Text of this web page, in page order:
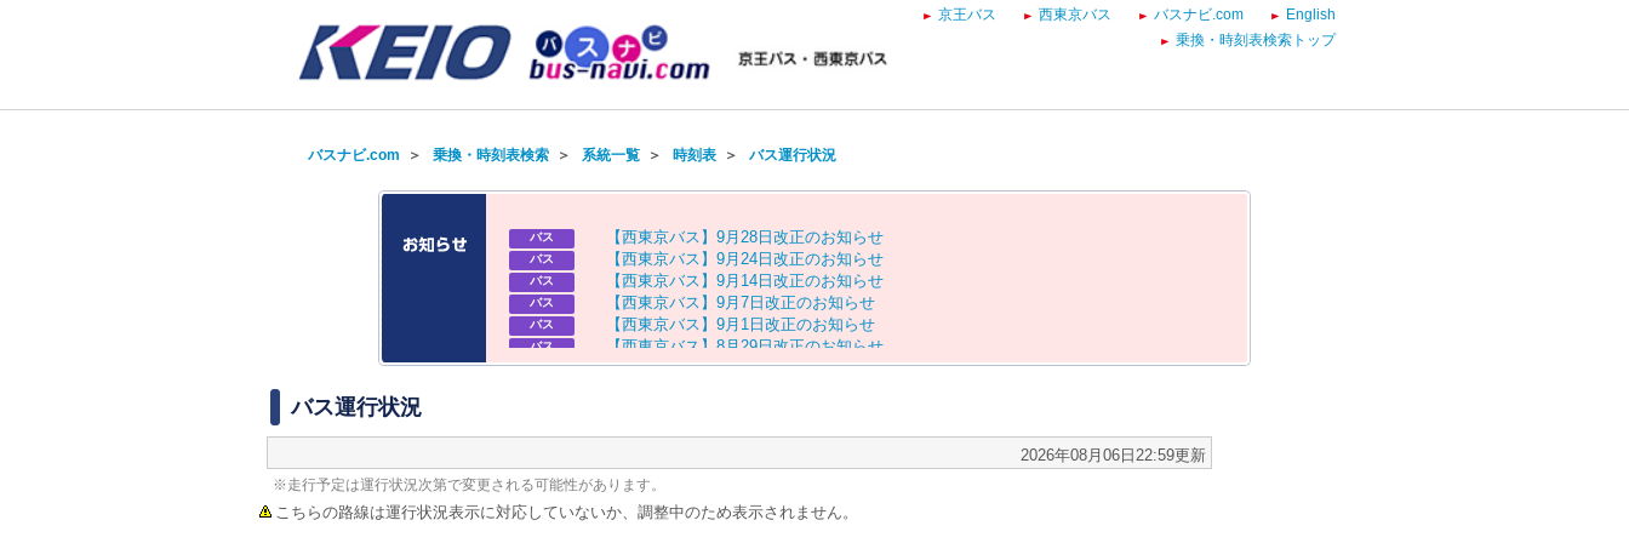
京王バス 西東京バス バスナビ.com
English
乗換・時刻表検索トップ
バスナビ.com ＞ 乗換・時刻表検索＞ 系統一覧＞ 時刻表＞ バス運行状況
バス 【西東京バス 】 9月 28 日 改正のお知 らせ
バス 【西東京バス 】 9月 24 日 改正のお知 らせ
バス 【西東京バス 】 9月 14 日 改正のお知 らせ
バス 【西東京バス 】 9月 7 日 改正のお知 らせ
バス 【西東京バス 】 9月 1 日 改正のお知 らせ
バス 【西東京バス 】 8 月 29日改正のお知 らせ
バス 【京王バス】お盆ダイヤのお知らせ
バス運行状況
2026年08月06日22:59更新
※走行予定は運行状況次第で変更される可能性があります。
こちらの路線は運行状況表示に対応していないか、調整中のため表示されません。